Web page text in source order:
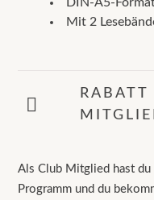
Mit 2
RABATT
Als Club Mitglied hast
Programm und du